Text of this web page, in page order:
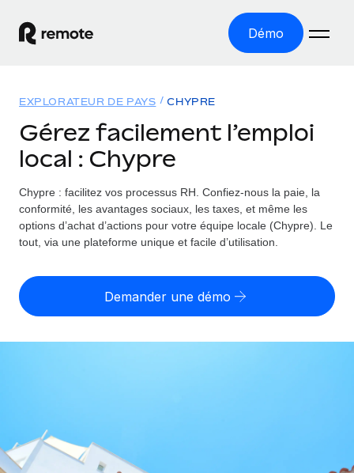
Démo
EMPLOI À L’INTERNATIONAL
Paie multipays
Gérez la paie facilement et en toute conformité
Employer of record
entités
Solutions
COUVERTURE MONDIALE
Explorateur de pays
Toutes les informations sur l’emploi à l’international,
Explorateur des États-Unis (par État)
Simplifiez l’embauche à travers les différents États des
CROISSANCE
Start-ups
Ressources
OUTILS & CALCULATEURS
Évaluez le risque de requalification de contrat par pays
paiement pour vos freelances internationaux
Tarification
Deutsch
EXPLORATEUR DE PAYS CHYPRE
Gérez facilement l’emploi
local : Chypre
Chypre : facilitez vos processus RH. Confiez-nous la paie, la
conformité, les avantages sociaux, les taxes, et même les
options d’achat d’actions pour votre équipe locale (Chypre). Le
tout, via une plateforme unique et facile d’utilisation.
Demander une démo